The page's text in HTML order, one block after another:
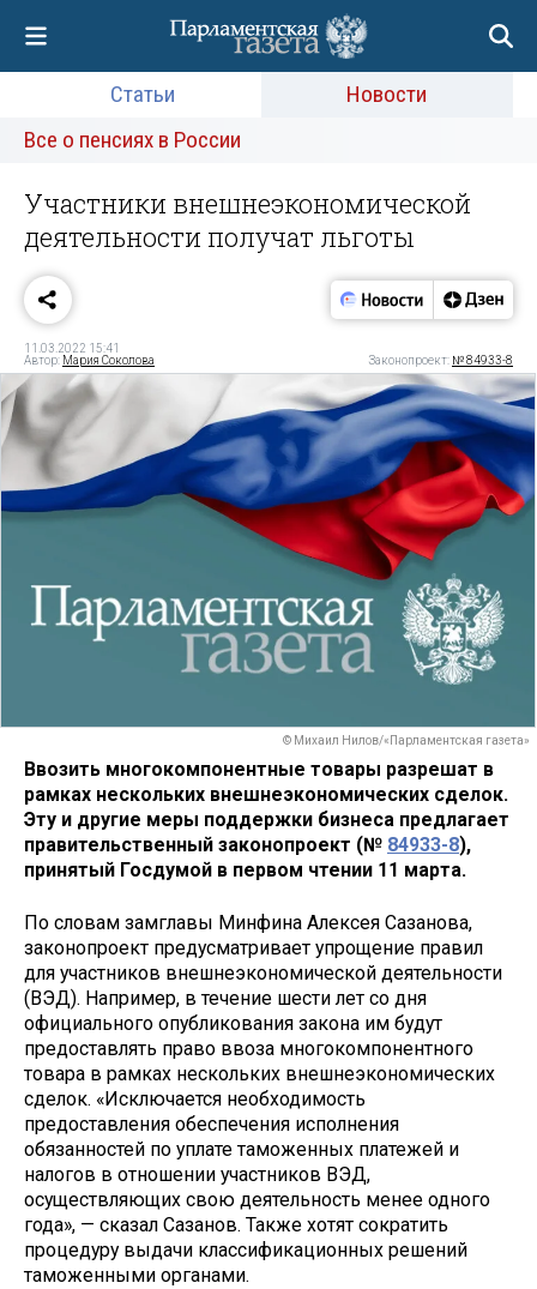
Статьи
Новости
Все о пенсиях в России
Участники внешнеэкономической
деятельности получат льготы
11.03.2022 15:41
Автор: Мария Соколова Законопроект: № 84933-8
© Михаил Нилов/«Парламентская газета»
Ввозить многокомпонентные товары разрешат в
рамках нескольких внешнеэкономических сделок.
Эту и другие меры поддержки бизнеса предлагает
правительственный законопроект (№ 84933-8),
принятый Госдумой в первом чтении 11 марта.
По словам замглавы Минфина Алексея Сазанова,
законопроект предусматривает упрощение правил
для участников внешнеэкономической деятельности
(ВЭД). Например, в течение шести лет со дня
официального опубликования закона им будут
предоставлять право ввоза многокомпонентного
товара в рамках нескольких внешнеэкономических
сделок. «Исключается необходимость
предоставления обеспечения исполнения
обязанностей по уплате таможенных платежей и
налогов в отношении участников ВЭД,
осуществляющих свою деятельность менее одного
года», — сказал Сазанов. Также хотят сократить
процедуру выдачи классификационных решений
таможенными органами.